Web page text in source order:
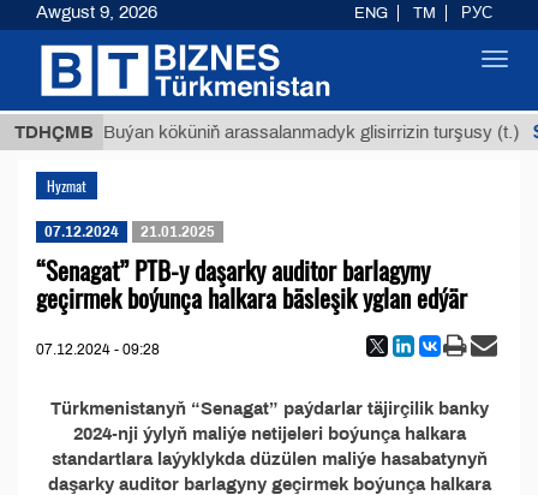
TDHÇMBBuýan köküniň arassalanmadyk glisirrizin turşusy (t.)
Hyzmat
07.12.2024 21.01.2025
“Senagat” PTB-y daşarky auditor barlagyny
geçirmek boýunça halkara bäsleşik yglan edýär
07.12.2024 - 09:28
Türkmenistanyň “Senagat” paýdarlar täjirçilik banky
2024-nji ýylyň maliýe netijeleri boýunça halkara
standartlara laýyklykda düzülen maliýe hasabatynyň
daşarky auditor barlagyny geçirmek boýunça halkara
Awgust 9, 2026 ENG TM РУС